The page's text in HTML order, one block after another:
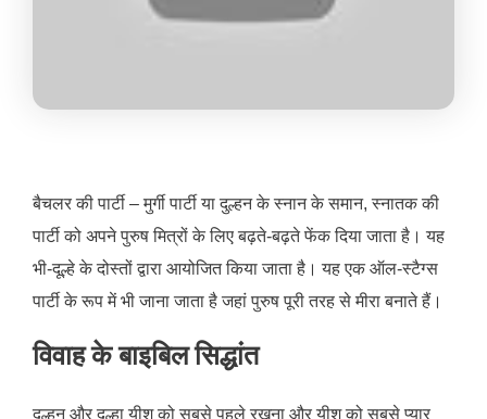
बैचलर की पार्टी – मुर्गी पार्टी या दुल्हन के स्नान के समान, स्नातक की
पार्टी को अपने पुरुष मित्रों के लिए बढ़ते-बढ़ते फेंक दिया जाता है। यह
भी-दूल्हे के दोस्तों द्वारा आयोजित किया जाता है। यह एक ऑल-स्टैग्स
पार्टी के रूप में भी जाना जाता है जहां पुरुष पूरी तरह से मीरा बनाते हैं।
विवाह के बाइबिल सिद्धांत
दुल्हन और दूल्हा यीशु को सबसे पहले रखना और यीशु को सबसे प्यार